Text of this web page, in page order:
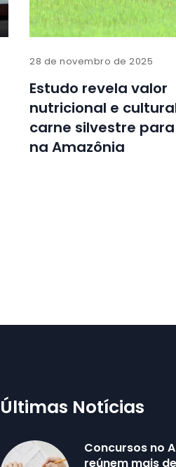
28 de novembro de 2025
Estudo revela valor
nutricional e
carne silvestre
na Amazônia
Últimas Notícias
Concursos no
reúnem mais